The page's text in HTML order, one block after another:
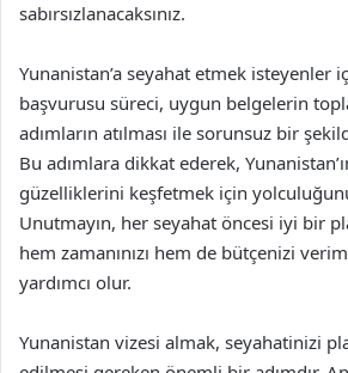
sabırsızlanacaksınız.
Yunanistan’a seyahat etmek isteyenler
başvurusu süreci, uygun belgelerin
adımların atılması ile sorunsuz bir
Bu adımlara dikkat ederek,
güzelliklerini keşfetmek için
Unutmayın, her seyahat öncesi iyi bir
hem zamanınızı hem de bütçenizi
yardımcı olur.
Yunanistan vizesi almak, seyahatinizi